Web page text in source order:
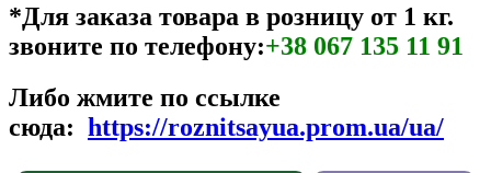
*Для заказа товара в розницу от 1 кг.
звоните по телефону:+38 067 135 11 91
Либо жмите по ссылке
сюда: https://roznitsayua.prom.ua/ua/